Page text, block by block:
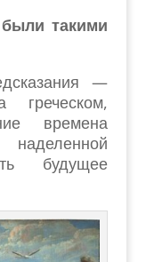
такими
—
греческом,
времена
будущее